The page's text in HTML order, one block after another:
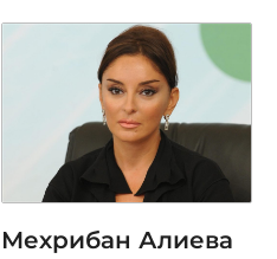
Мехрибан Алиева